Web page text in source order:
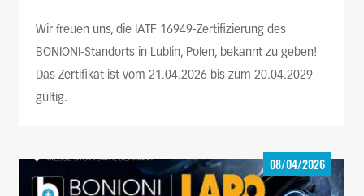
Wir freuen uns, die IATF 16949-Zertifizierung des
BONIONI-Standorts in Lublin, Polen, bekannt zu geben!
Das Zertifikat ist vom 21.04.2026 bis zum 20.04.2029
gültig.
08/04/2026